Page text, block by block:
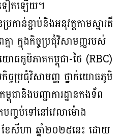
ទៀតឡើយ។
ាន់ខ្ជាប់និងអនុវត្តតាមស្មារតី
ា ក្នុងកិច្ចប្រជុំវិសាមញ្ញរបស់
ោធភូមិភាគកម្ពុជា-ថៃ (RBC)
ចប្រជុំវិសាមញ្ញ ថ្នាក់យោធភូមិ
ជានិងបញ្ជាការដ្ឋានកងទ័ព
ញ្ចប់ទៅនៅវេលាម៉ោង
ែសីហា ឆ្នាំ២០២៥នេះ ដោយ